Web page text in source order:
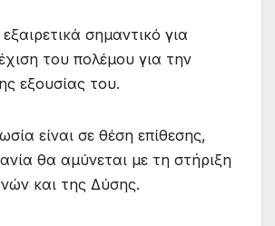
σημαντικό για
του πολέμου για την
εξουσίας του.
είναι σε θέση επίθεσης,
θα αμύνεται με τη στήριξη
και της Δύσης.